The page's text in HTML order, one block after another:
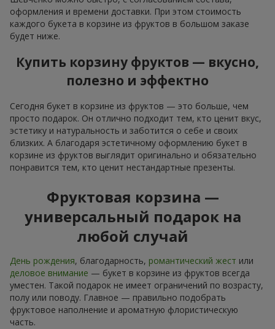
оформления и времени доставки. При этом стоимость
каждого букета в корзине из фруктов в большом заказе
будет ниже.
Купить корзину фруктов — вкусно,
полезно и эффектно
Сегодня букет в корзине из фруктов — это больше, чем
просто подарок. Он отлично подходит тем, кто ценит вкус,
эстетику и натуральность и заботится о себе и своих
близких. А благодаря эстетичному оформлению букет в
корзине из фруктов выглядит оригинально и обязательно
понравится тем, кто ценит нестандартные презенты.
Фруктовая корзина —
универсальный подарок на
любой случай
День рождения, благодарность, романтический жест или
деловое внимание — букет в корзине из фруктов всегда
уместен. Такой подарок не имеет ограничений по возрасту,
полу или поводу. Главное — правильно подобрать
фруктовое наполнение и ароматную флористическую
часть.